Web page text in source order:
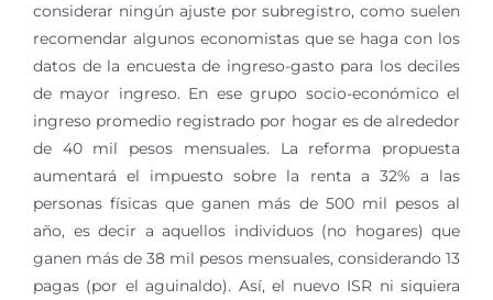
considerar ningún ajuste por subregistro, como suelen
recomendar algunos economistas que se haga con los
datos de la encuesta de ingreso-gasto para los deciles
de mayor ingreso. En ese grupo socio-económico el
ingreso promedio registrado por hogar es de alrededor
de 40 mil pesos mensuales. La reforma propuesta
aumentará el impuesto sobre la renta a 32% a las
personas físicas que ganen más de 500 mil pesos al
año, es decir a aquellos individuos (no hogares) que
ganen más de 38 mil pesos mensuales, considerando 13
pagas (por el aguinaldo). Así, el nuevo ISR ni siquiera